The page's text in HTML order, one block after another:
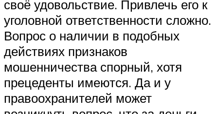
своё удовольствие. Привлечь его к
уголовной ответственности сложно.
Вопрос о наличии в подобных
действиях признаков
мошенничества спорный, хотя
прецеденты имеются. Да и у
правоохранителей может